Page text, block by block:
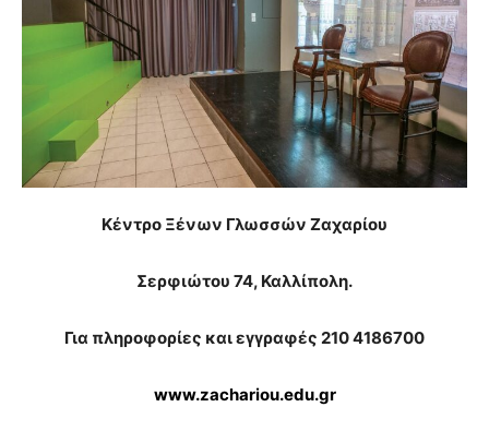
Κέντρο Ξένων Γλωσσών Ζαχαρίου
Σερφιώτου 74, Καλλίπολη.
Για πληροφορίες και εγγραφές 210 4186700
www.zachariou.edu.gr